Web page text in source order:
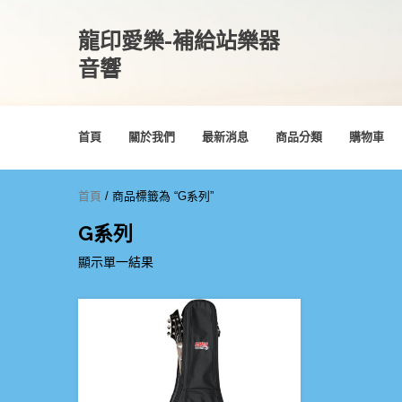
龍印愛樂-補給站樂器
音響
首頁 關於我們 最新消息 商品分類 購物車
首頁 / 商品標籤為 “G系列”
G系列
顯示單一結果